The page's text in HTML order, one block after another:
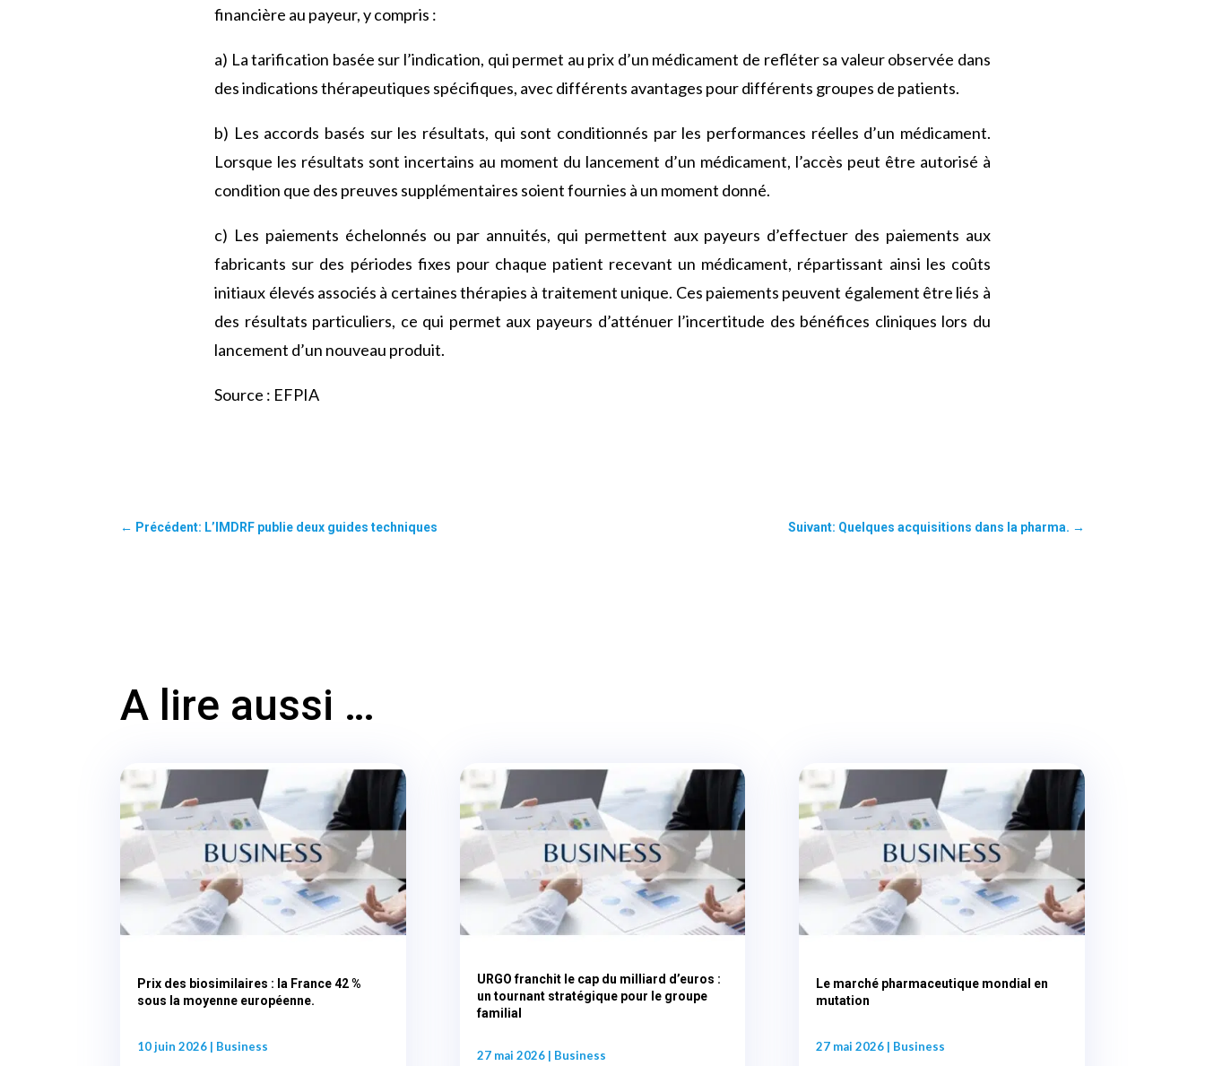
financière au payeur, y compris :
a) La tarification basée sur l’indication, qui permet au prix d’un médicament de refléter sa valeur observée dans
des indications thérapeutiques spécifiques, avec différents avantages pour différents groupes de patients.
b) Les accords basés sur les résultats, qui sont conditionnés par les performances réelles d’un médicament.
Lorsque les résultats sont incertains au moment du lancement d’un médicament, l’accès peut être autorisé à
condition que des preuves supplémentaires soient fournies à un moment donné.
c) Les paiements échelonnés ou par annuités, qui permettent aux payeurs d’effectuer des paiements aux
fabricants sur des périodes fixes pour chaque patient recevant un médicament, répartissant ainsi les coûts
initiaux élevés associés à certaines thérapies à traitement unique. Ces paiements peuvent également être liés à
des résultats particuliers, ce qui permet aux payeurs d’atténuer l’incertitude des bénéfices cliniques lors du
lancement d’un nouveau produit.
Source : EFPIA
← Précédent: L’IMDRF publie deux guides techniques Suivant: Quelques acquisitions dans la pharma. →
A lire aussi …
Prix des biosimilaires : la France 42 %
sous la moyenne européenne.
10 juin 2026 | Business
URGO franchit le cap du milliard d’euros :
un tournant stratégique pour le groupe
familial
27 mai 2026| Business
Le marché pharmaceutique mondial en
mutation
27 mai 2026| Business